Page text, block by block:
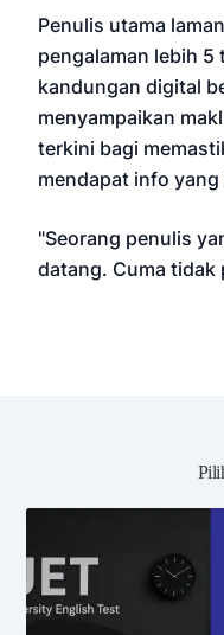
Penulis utama
pengalaman lebih 5
kandungan digital
menyampaikan
terkini bagi
mendapat info
"Seorang penulis
datang. Cuma tidak